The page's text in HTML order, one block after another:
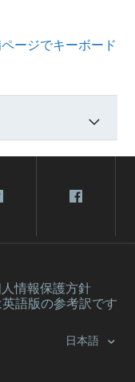
ージでキーボード
情報保護方針
語版の参考訳です
日本語